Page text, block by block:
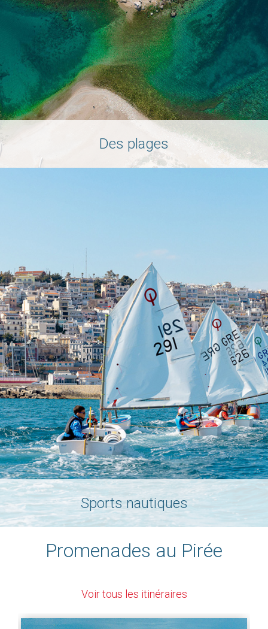
Des plages
Sports nautiques
Promenades au Pirée
Voir tous les itinéraires